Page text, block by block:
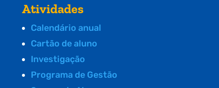
Atividades
Calendário anual
Cartão de aluno
Investigação
Programa de Gestão